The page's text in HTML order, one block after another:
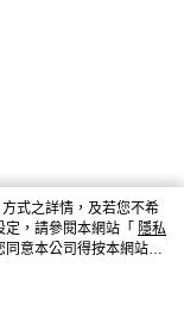
式之詳情，及若您不希
，請參閱本網站「 隱私
意本公司得按本網站使